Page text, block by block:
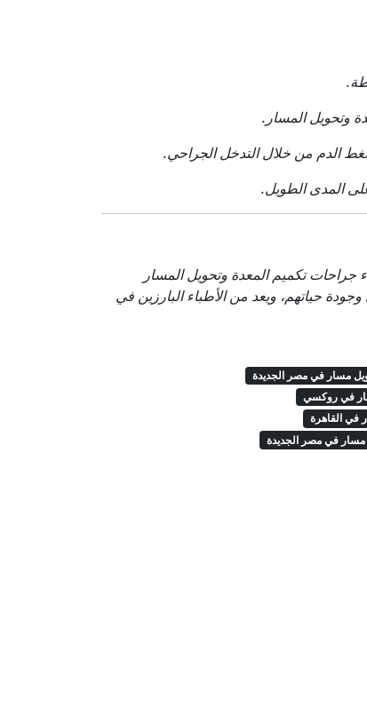
وتحويل المسار.
الدم من خلال التدخل الجراحي.
المدى الطويل.
تكميم المعدة وتحويل المسار
حياتهم، ويعد من الأطباء البارزين في
مسار في مصر الجديدة
في روكسي
في القاهرة
مسار في مصر الجديدة